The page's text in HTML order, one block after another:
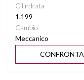
Cilindrata
1.199
Cambio
Meccanico
CONFRONTA